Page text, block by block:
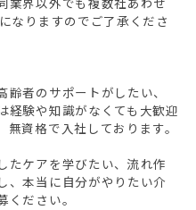
なりますのでご了承くださ
者のサポートがしたい、
経験や知識がなくても大歓迎
資格で入社しております。
たケアを学びたい、流れ作
、本当に自分がやりたい介
ださい。